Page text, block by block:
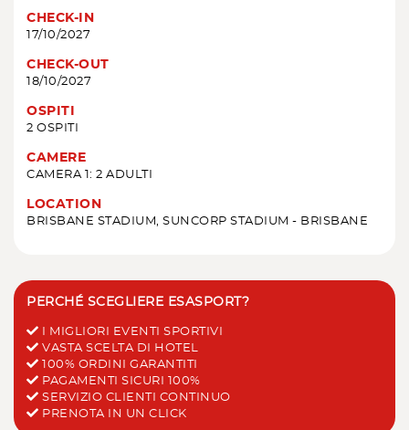
CHECK-IN
17/10/2027
CHECK-OUT
18/10/2027
OSPITI
2 OSPITI
CAMERE
CAMERA 1: 2 ADULTI
LOCATION
BRISBANE STADIUM, SUNCORP STADIUM - BRISBANE
PERCHÉ SCEGLIERE ESASPORT?
I MIGLIORI EVENTI SPORTIVI
VASTA SCELTA DI HOTEL
100% ORDINI GARANTITI
PAGAMENTI SICURI 100%
SERVIZIO CLIENTI CONTINUO
PRENOTA IN UN CLICK